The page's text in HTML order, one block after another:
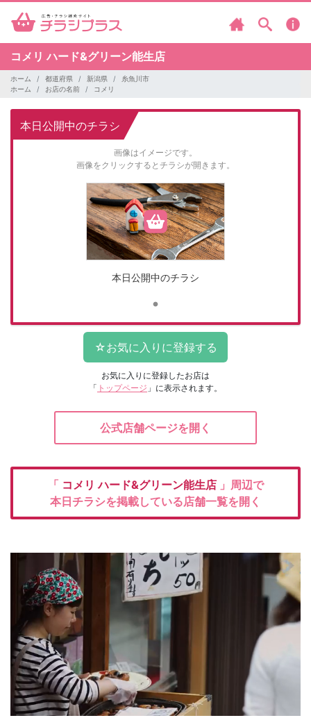
コメリハード&グリーン能生店
ホーム 都道府県 新潟県
糸魚川市
ホーム
お店の名前 コメリ
本日公開中のチラシ
画像はイメージです。
画像をクリックするとチラシが開きます。
本日公開中のチラシ
お気に入りに登録したお店は
「 トップページ 」に表示されます。
公式店舗ページを開く
「 コメリハード&グリーン能生店 」周辺で
本日チラシを掲載している店舗一覧を開く